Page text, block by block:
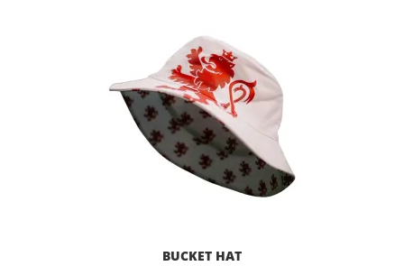
BUCKET HAT